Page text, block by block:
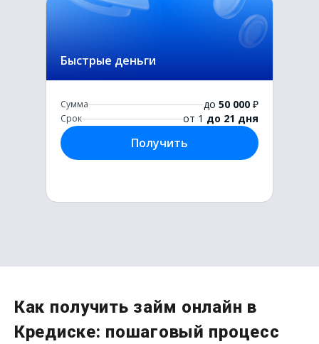
Быстрые деньги
Сумма до 50 000 ₽
Срок от 1 до 21 дня
Получить
Сумма до50 000 ₽
Как получить займ онлайн в
Кредиске: пошаговый процесс